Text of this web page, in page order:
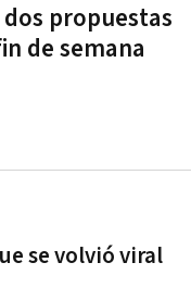
propuestas
de semana
se volvió viral